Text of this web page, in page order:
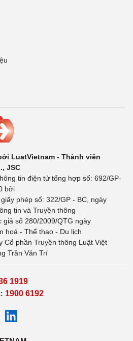
LuatVietnam - Thành viên
JSC
tin điện tử tổng hợp số: 692/GP-
bởi
phép số: 322/GP - BC, ngày
tin và Truyền thông
số 280/2009/QTG ngày
hoá - Thể thao - Du lịch
Cổ phần Truyền thông Luật Việt
Trần Văn Trí
1919
1900 6192